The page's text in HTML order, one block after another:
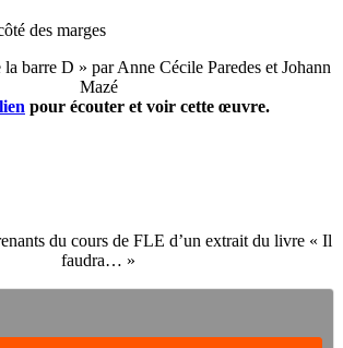
des marges
la barre D » par Anne Cécile Paredes et Johann
Mazé
pour écouter et voir cette œuvre.
du cours de FLE d’un extrait du livre « Il
faudra… »